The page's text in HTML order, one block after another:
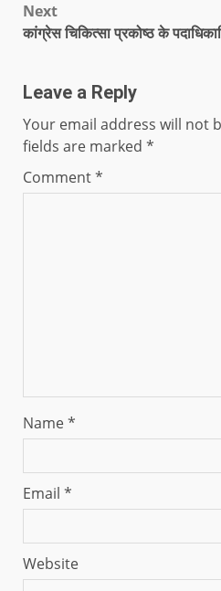
Next
कांग्रेस चिकित्सा प्रकोष्ठ के
Leave a Reply
Your email address will not
fields are marked *
Comment*
Name*
Email *
Website